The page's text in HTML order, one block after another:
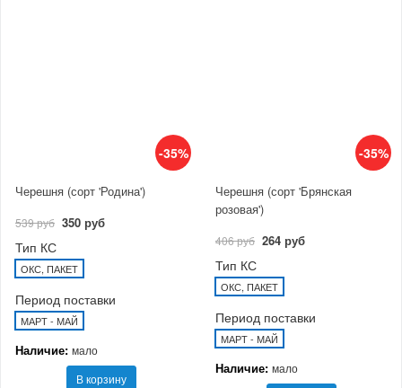
-35%
Черешня (сорт 'Родина')
539 руб 350 руб
Тип КС
ОКС, ПАКЕТ
Период поставки
МАРТ - МАЙ
Наличие: мало
В корзину
-35%
Черешня (сорт 'Брянская
розовая')
406 руб 264 руб
Тип КС
ОКС, ПАКЕТ
Период поставки
МАРТ - МАЙ
Наличие: мало